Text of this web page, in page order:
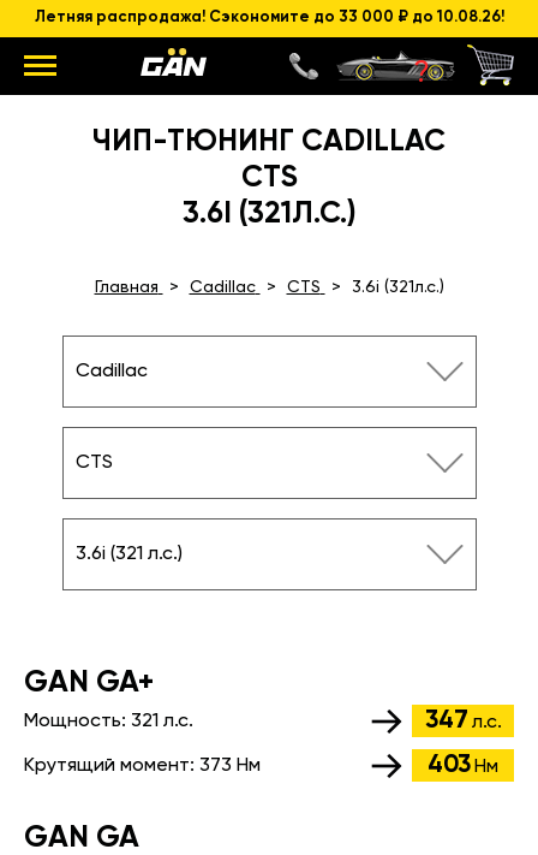
Летняя распродажа! Сэкономите до 33 000 ₽ до 10.08.26!
ЧИП-ТЮНИНГ CADILLAC
CTS
3.6I (321Л.С.)
Главная Cadillac CTS 3.6i (321л.с.)
Cadillac
CTS
3.6i (321 л.с.)
GАN GA+
Мощность: 321 л.с. 347 л.с.
Крутящий момент: 373 Нм 403 Нм
GАN GA